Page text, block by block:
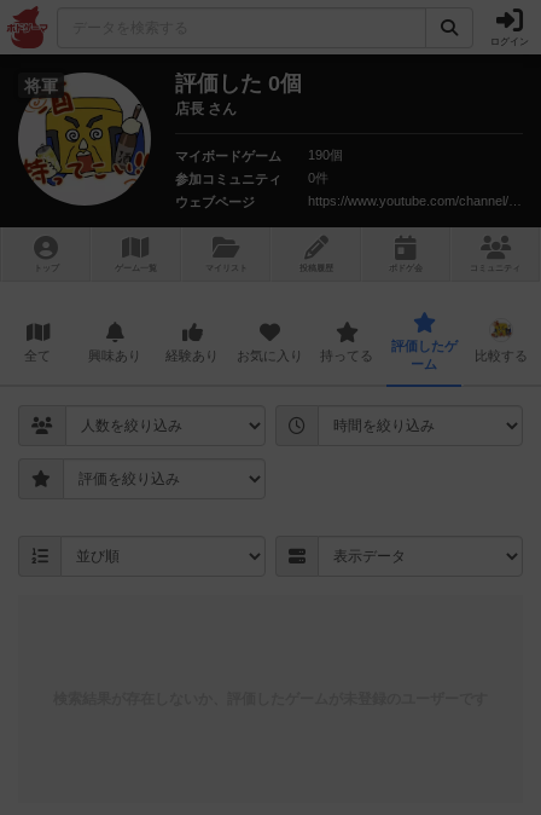
ログイン
将軍 評価した 0個
店長 さん
マイボードゲーム
190個
参加コミュニティ
0件
ウェブページ
トップ ゲーム一覧 マイリスト 投稿履歴 ボ ドゲ コミュニティ
全て 興味あり 経験あり お気に入り 持ってる
評価したゲ
ーム
比較する